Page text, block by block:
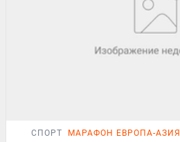
СПОРТ МАРАФОН ЕВРОПА-АЗИЯ